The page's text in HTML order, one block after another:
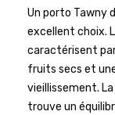
Un porto Tawny
excellent choix.
caractérisent
fruits secs et
vieillissement.
trouve un